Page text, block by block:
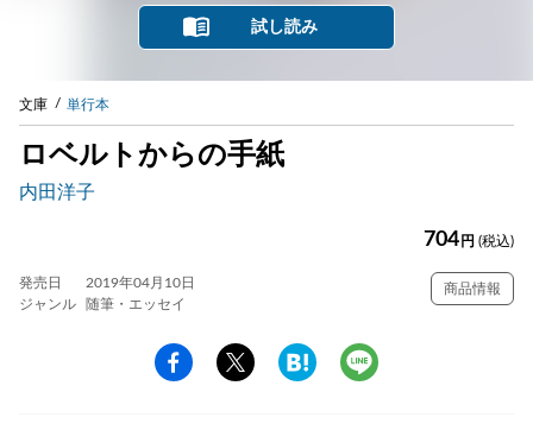
試し読み
文庫 単行本
ロベルトからの手紙
内田洋子
704 円 (税込)
発売日
2019年04月10日
ジャンル
随筆・エッセイ
商品情報